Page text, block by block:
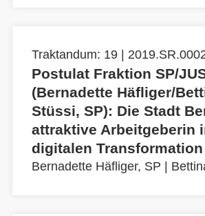
Traktandum: 19 |
Postulat Fraktion SP/
(Bernadette Häfliger/
Stüssi, SP): Die Stadt
attraktive Arbeitgeberin
digitalen Transformation
Bernadette Häfliger, SP